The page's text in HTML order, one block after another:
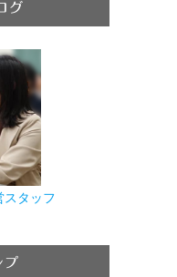
グ
スタッフ
プ